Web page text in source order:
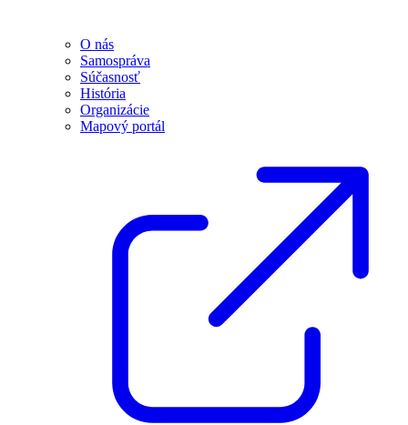
O nás
Samospráva
Súčasnosť
História
Organizácie
Mapový portál